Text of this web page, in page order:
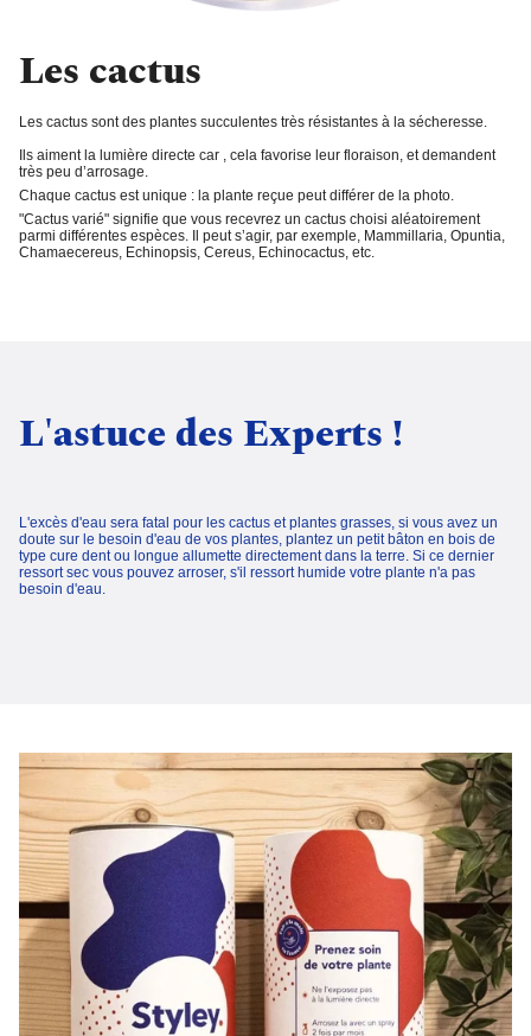
Les cactus
Les cactus sont des plantes succulentes très résistantes à la sécheresse.
Ils aiment la lumière directe car , cela favorise leur floraison, et demandent
très peu d’arrosage.
Chaque cactus est unique : la plante reçue peut différer de la photo.
"Cactus varié" signifie que vous recevrez un cactus choisi aléatoirement
parmi différentes espèces. Il peut s’agir, par exemple, Mammillaria, Opuntia,
Chamaecereus, Echinopsis, Cereus, Echinocactus, etc.
L'astuce des Experts !
L'excès d'eau sera fatal pour les cactus et plantes grasses, si vous avez un
doute sur le besoin d'eau de vos plantes, plantez un petit bâton en bois de
type cure dent ou longue allumette directement dans la terre. Si ce dernier
ressort sec vous pouvez arroser, s'il ressort humide votre plante n'a pas
besoin d'eau.